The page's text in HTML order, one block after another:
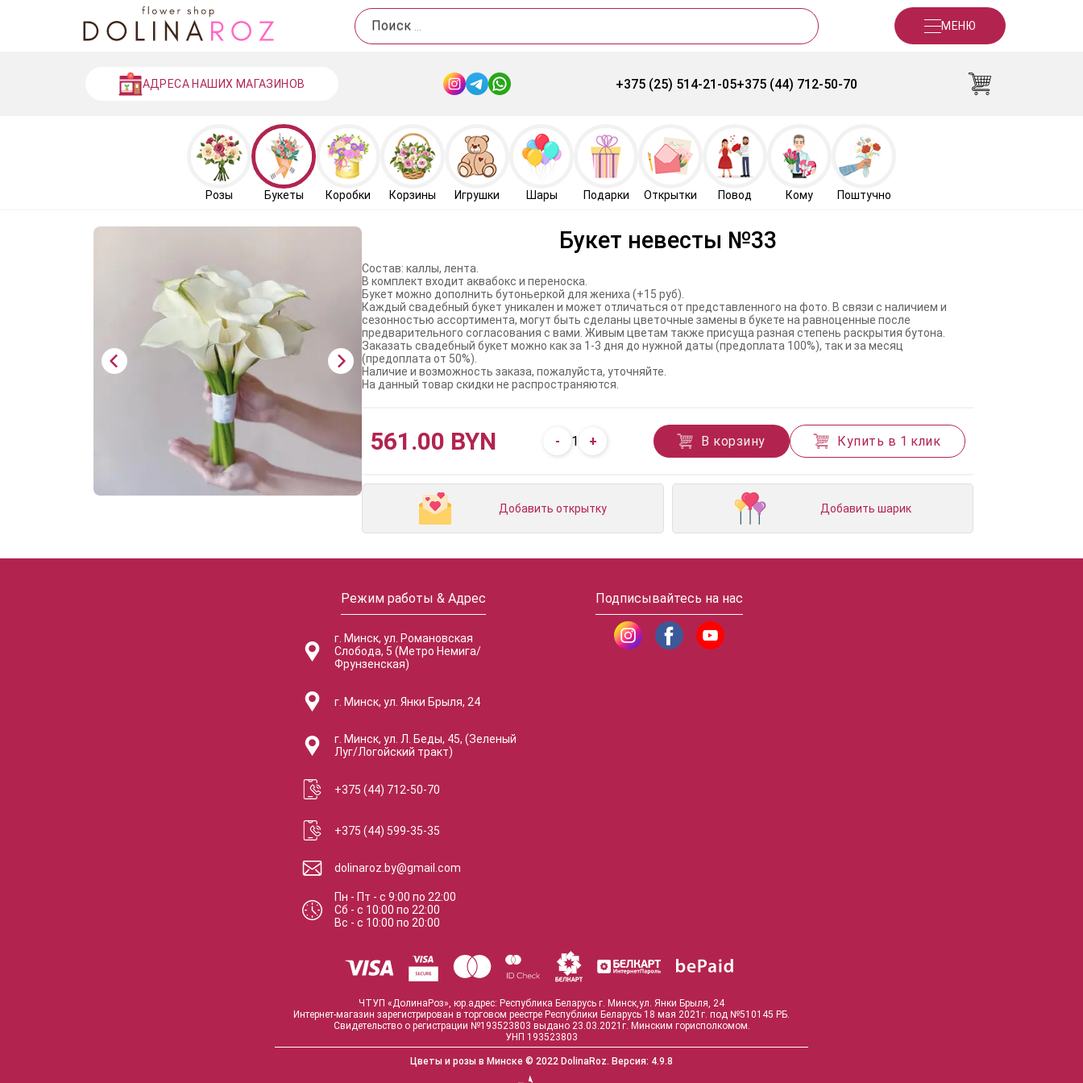
Поиск МЕНЮ
АДРЕСА НАШИХ МАГАЗИНОВ +375 (25) 514-21-05+375 (44) 712-50-70
Розы Букеты Коробки Корзины Игрушки Шары Подарки Открытки Повод Кому Поштучно
Букет невесты №33
Состав: каллы, лента.
В комплект входит аквабокс и переноска.
Букет можно дополнить бутоньеркой для жениха (+15 руб).
Каждый свадебный букет уникален и может отличаться от представленного на фото. В связи с наличием и
сезонностью ассортимента, могут быть сделаны цветочные замены в букете на равноценные после
предварительного согласования с вами. Живым цветам также присуща разная степень раскрытия бутона.
Заказать свадебный букет можно как за 1-3 дня до нужной даты (предоплата 100%), так и за месяц
(предоплата от 50%).
Наличие и возможность заказа, пожалуйста, уточняйте.
На данный товар скидки не распространяются.
561.00 BYN - 1 + В корзину Купить в 1 клик
Добавить открытку Добавить шарик
Режим работы & Адрес
г. Минск, ул. Романовская
Слобода, 5 (Метро Немига/
Фрунзенская)
г. Минск, ул. Янки Брыля, 24
г. Минск, ул. Л. Беды, 45, (Зеленый
Луг/Логойский тракт)
+375 (44) 712-50-70
+375 (44) 599-35-35
dolinaroz.by@gmail.com
Пн - Пт -с 9:00по 22:00
Сб -с 10:00по 22:00
Вс -с 10:00по 20:00
Подписывайтесь на нас
ЧТУП «ДолинаРоз», юр.адрес: Республика Беларусь г. Минск,ул. Янки Брыля, 24
Интернет-магазин зарегистрирован в торговом реестре Республики Беларусь 18 мая 2021г. под №510145 РБ.
Свидетельство о регистрации №193523803 выдано 23.03.2021г. Минским горисполкомом.
УНП 193523803
Цветы и розы в Минске © 2022 DolinaRoz. Версия: 4.9.8